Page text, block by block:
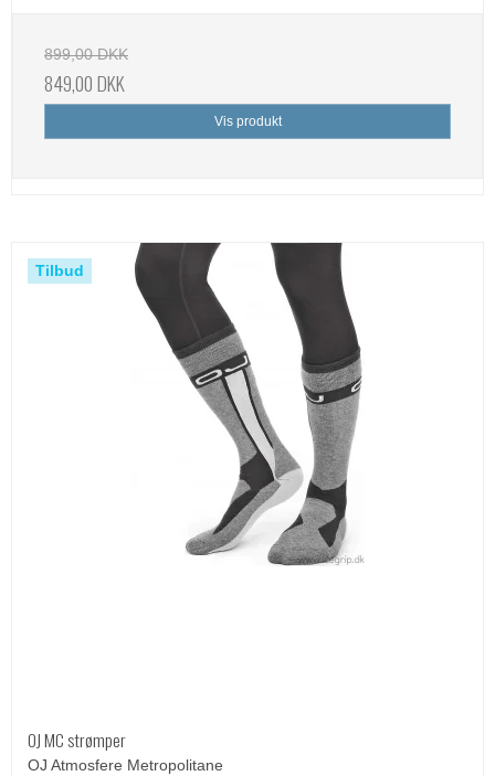
899,00 DKK
849,00 DKK
Vis produkt
Tilbud
OJ MC strømper
OJ Atmosfere Metropolitane